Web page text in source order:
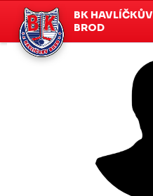
BK HAVLÍČKŮV
BROD